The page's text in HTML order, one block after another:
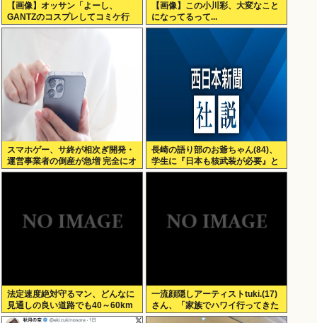
【画像】オッサン「よーし、
GANTZのコスプレしてコミケ行
くかー」
【画像】この小川彩、大変なこと
になってるって...
スマホゲー、サ終が相次ぎ開発・
運営事業者の倒産が急増 完全にオ
ワコンか
長崎の語り部のお爺ちゃん(84)、
学生に『日本も核武装が必要』と
言われびっくり
法定速度絶対守るマン、どんなに
見通しの良い道路でも40～60km
以上出さない
一流顔隠しアーティストtuki.(17)
さん、「家族でハワイ行ってきた
w」 自己顕示欲がどんどん抑えら